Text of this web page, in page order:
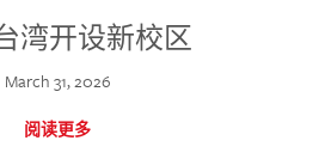
湾开设新校区
March 31, 2026
阅读更多